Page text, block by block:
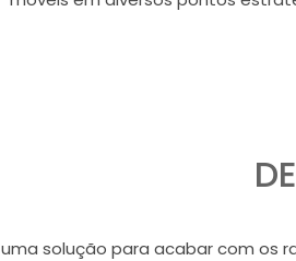
solução para acabar com os